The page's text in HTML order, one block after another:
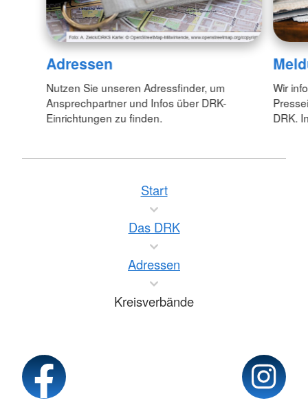
Adressen
Nutzen Sie unseren Adressfinder, um
Ansprechpartner und Infos über DRK-
Einrichtungen zu finden.
Wir
DRK.
Start
Das DRK
Adressen
Kreisverbände